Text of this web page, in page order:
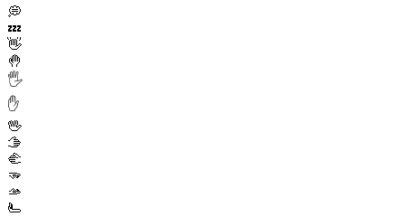
💭
💤
👋
🤚
🖐️
✋
🖖
🫱
🫲
🫳
🫴
🫷